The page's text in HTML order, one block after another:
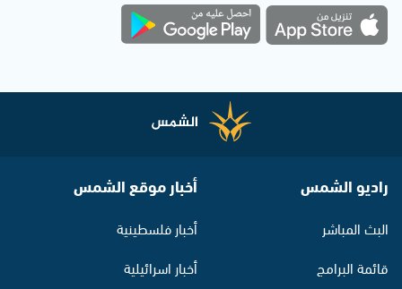
راديو الشمس
البث المباشر
قائمة البرامج
أخبار موقع الشمس
أخبار فلسطينية
أخبار اسرائيلية